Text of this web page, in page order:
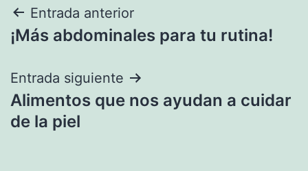
Navegación
de
entradas
Entrada anterior
¡Más abdominales para tu rutina!
Entrada siguiente
Alimentos que nos ayudan a cuidar
de la piel